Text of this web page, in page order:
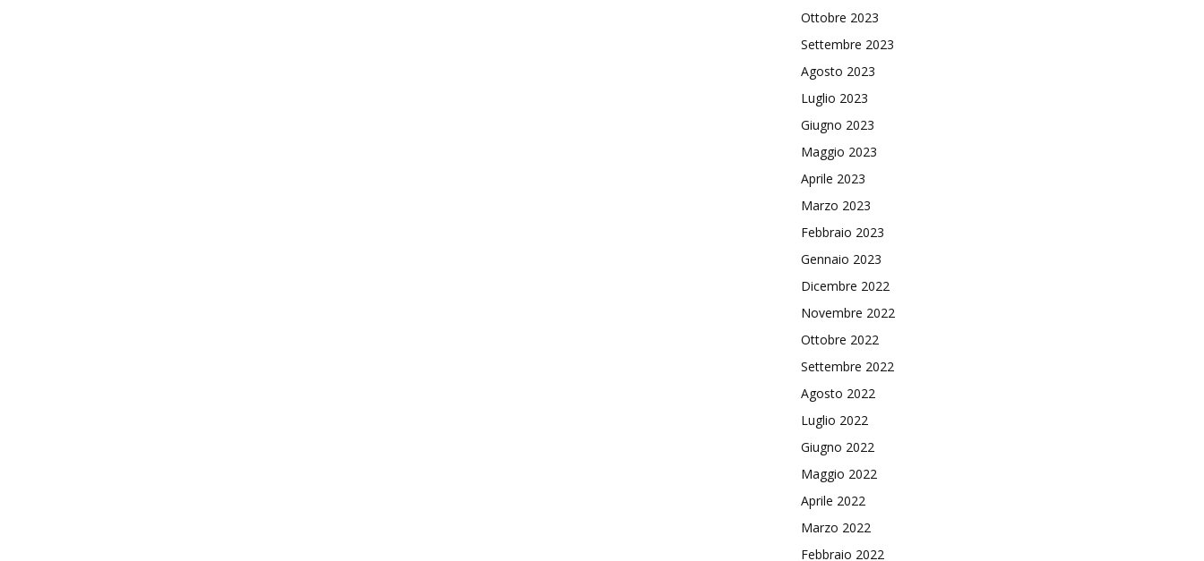
Ottobre 2023
Settembre 2023
Agosto 2023
Luglio 2023
Giugno 2023
Maggio 2023
Aprile 2023
Marzo 2023
Febbraio 2023
Gennaio 2023
Dicembre 2022
Novembre 2022
Ottobre 2022
Settembre 2022
Agosto 2022
Luglio 2022
Giugno 2022
Maggio 2022
Aprile 2022
Marzo 2022
Febbraio 2022